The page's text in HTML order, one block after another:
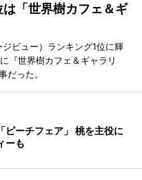
「世界樹カフェ＆ギ
ビュー）ランキング1位に輝
『世界樹カフェ＆ギャラリ
だった。
ピーチフェア」 桃を主役に
ーも